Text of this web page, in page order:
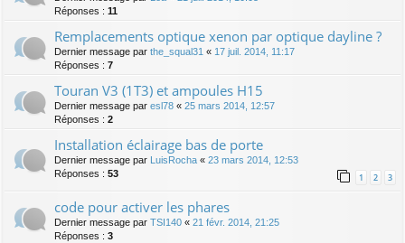
Réponses : 11
Remplacements optique xenon par optique dayline ?
Dernier message par the_squal31 « 17 juil. 2014, 11:17
Réponses : 7
Touran V3 (1T3) et ampoules H15
Dernier message par esl78 « 25 mars 2014, 12:57
Réponses : 2
Installation éclairage bas de porte
Dernier message par LuisRocha « 23 mars 2014, 12:53
Réponses : 53 1 2 3
code pour activer les phares
Dernier message par TSI140 « 21 févr. 2014, 21:25
Réponses : 3